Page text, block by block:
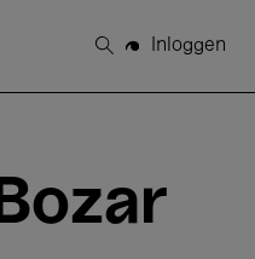
Zoeken
Inloggen